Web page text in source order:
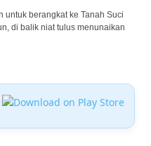
untuk berangkat ke Tanah Suci
di balik niat tulus menunaikan